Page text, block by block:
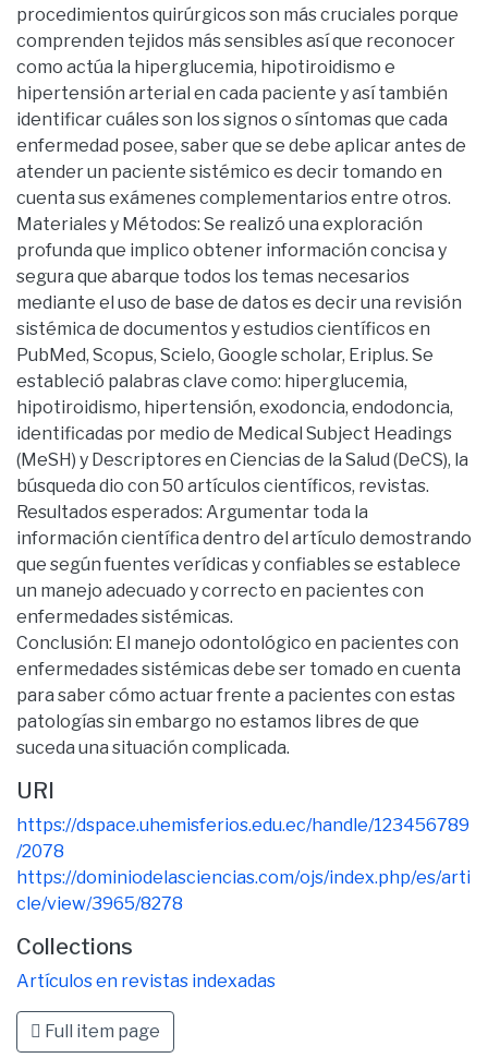
procedimientos quirúrgicos son más cruciales porque
comprenden tejidos más sensibles así que reconocer
como actúa la hiperglucemia, hipotiroidismo e
hipertensión arterial en cada paciente y así también
identificar cuáles son los signos o síntomas que cada
enfermedad posee, saber que se debe aplicar antes de
atender un paciente sistémico es decir tomando en
cuenta sus exámenes complementarios entre otros.
Materiales y Métodos: Se realizó una exploración
profunda que implico obtener información concisa y
segura que abarque todos los temas necesarios
mediante el uso de base de datos es decir una revisión
sistémica de documentos y estudios científicos en
PubMed, Scopus, Scielo, Google scholar, Eriplus. Se
estableció palabras clave como: hiperglucemia,
hipotiroidismo, hipertensión, exodoncia, endodoncia,
identificadas por medio de Medical Subject Headings
(MeSH) y Descriptores en Ciencias de la Salud (DeCS), la
búsqueda dio con 50 artículos científicos, revistas.
Resultados esperados: Argumentar toda la
información científica dentro del artículo demostrando
que según fuentes verídicas y confiables se establece
un manejo adecuado y correcto en pacientes con
enfermedades sistémicas.
Conclusión: El manejo odontológico en pacientes con
enfermedades sistémicas debe ser tomado en cuenta
para saber cómo actuar frente a pacientes con estas
patologías sin embargo no estamos libres de que
suceda una situación complicada.
URI
https://dspace.uhemisferios.edu.ec/handle/123456789
/2078
https://dominiodelasciencias.com/ojs/index.php/es/arti
cle/view/3965/8278
Collections
Artículos en revistas indexadas
Full item page